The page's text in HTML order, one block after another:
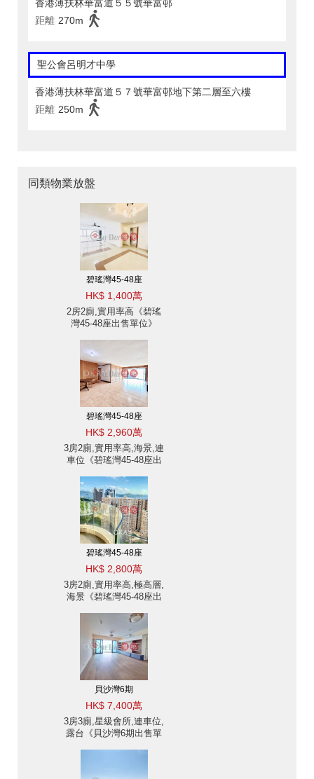
香港薄扶林華富道５５號華富邨
距離 270m
聖公會呂明才中學
香港薄扶林華富道５７號華富邨地下第二層至六樓
距離 250m
同類物業放盤
碧瑤灣45-48座
HK$ 1,400萬
2房2廁,實用率高《碧瑤
灣45-48座出售單位》
碧瑤灣45-48座
HK$ 2,960萬
3房2廁,實用率高,海景,連
車位《碧瑤灣45-48座出
碧瑤灣45-48座
HK$ 2,800萬
3房2廁,實用率高,極高層,
海景《碧瑤灣45-48座出
貝沙灣6期
HK$ 7,400萬
3房3廁,星級會所,連車位,
露台《貝沙灣6期出售單